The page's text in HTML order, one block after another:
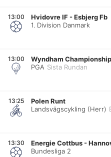
13:00 Hvidovre IF -Esbjerg Fb
1. Division Danmark
13:00
Wyndham Championship
PGA Sista Rundan
13:25
Polen Runt
Landsvägscykling (Herr)
13:30 Energie Cottbus -
Bundesliga 2